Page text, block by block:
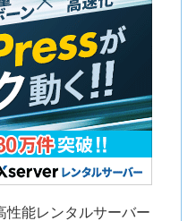
性能レンタルサーバー